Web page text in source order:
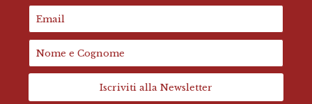
Iscriviti alla Newsletter